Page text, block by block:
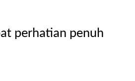
perhatian penuh